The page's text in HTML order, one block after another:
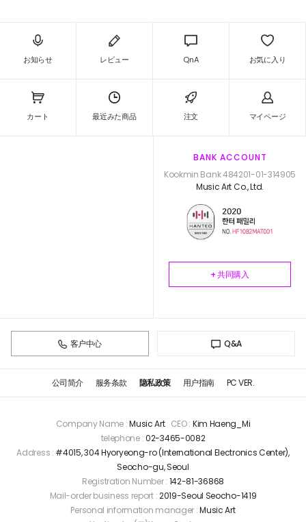
お知らせ レビュー QnA お気に入り
カート 最近みた商品 注文 マイページ
BANK ACCOUNT
Kookmin Bank 484201-01-314905
Music Art Co., Ltd.
+ 共同購入
客户中心 Q&A
公司简介 服务条款 隐私政策 用户指南 PC VER.
Company Name :Music ArtCEO : Kim Haeng_Mi
telephone :02-3465-0082
Address : #4015, 304 Hyoryeong-ro (International Electronics Center),
Seocho-gu, Seoul
Registration Number : 142-81-36868
Mail-order business report :2019-Seoul Seocho-1419
Personal information manager :Music Art